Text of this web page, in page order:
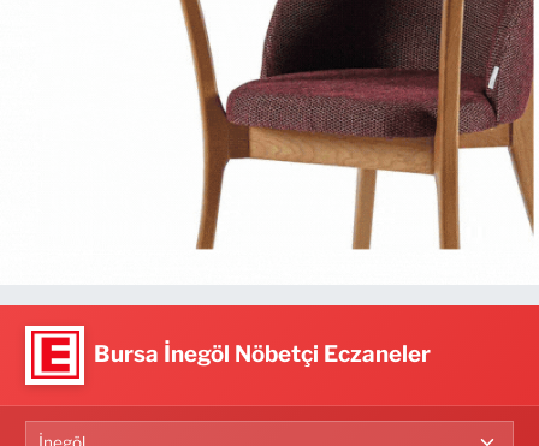
Bursa İnegöl Nöbetçi Eczaneler